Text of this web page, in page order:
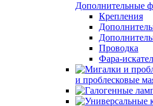
Дополнительные
Крепления
Проводка
Фара-
и проблесковые